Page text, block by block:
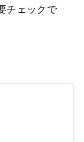
チェックで